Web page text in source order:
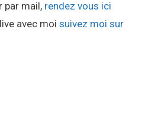
par mail, rendez vous ici
avec moi suivez moi sur